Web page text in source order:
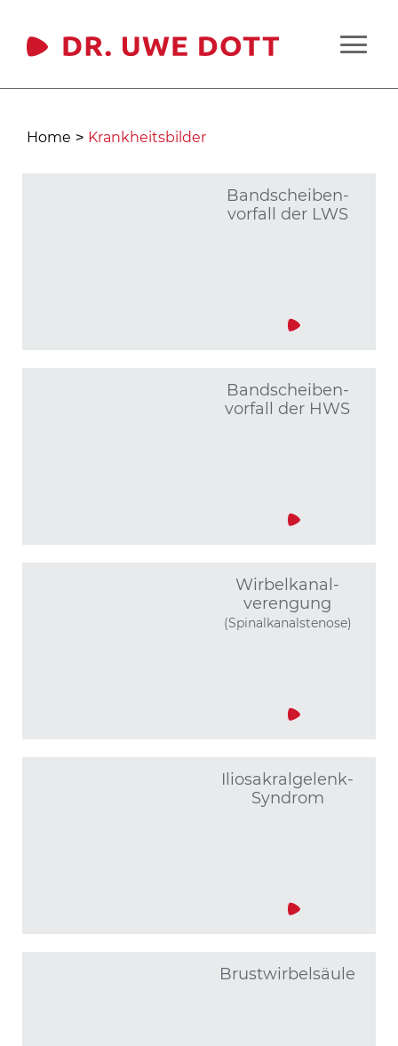
Home > Krankheitsbilder
Band­scheiben­
vorfall der LWS
Band­scheiben­
vorfall der HWS
Wirbel­kanal­
verengung
(Spinalkanalstenose)
Iliosakral­gelenk-
Syndrom
Brust­wirbelsäule